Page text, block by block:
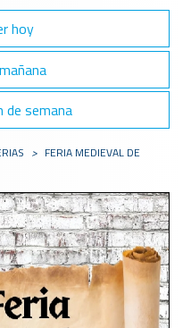
hoy
de semana
> FERIA MEDIEVAL DE